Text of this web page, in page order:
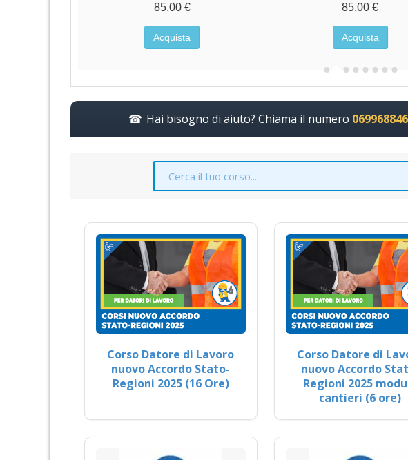
85,00 €
Acquista
85,00 €
Acquista
Hai bisogno di aiuto? Chiama il numero 069968846
Corso Datore di Lavoro
nuovo Accordo Stato-
Regioni 2025 (16 Ore)
Corso Datore di
nuovo Accordo
Regioni 2025
cantieri (6 ore)